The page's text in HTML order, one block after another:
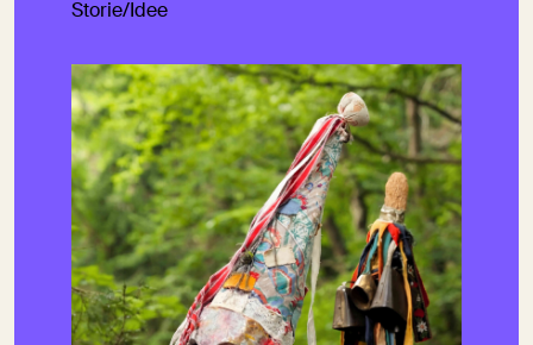
Storie/Idee